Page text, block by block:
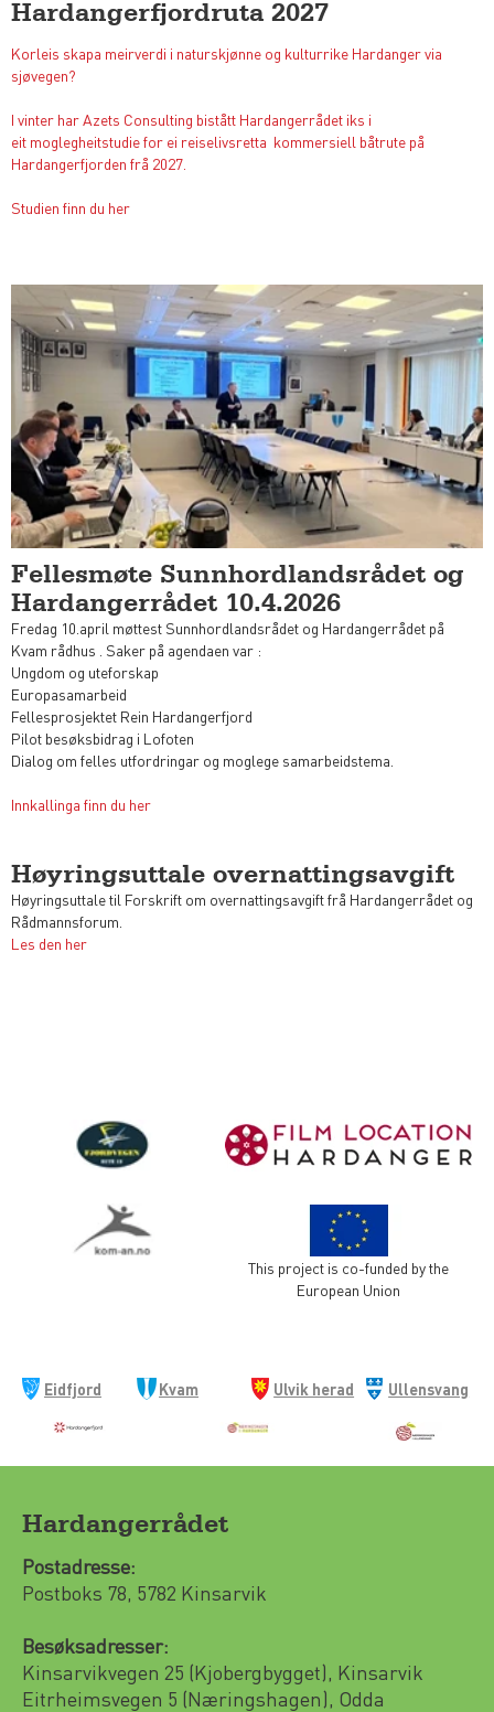
Hardangerfjordruta 2027
Korleis skapa meirverdi i naturskjønne og kulturrike Hardanger via
sjøvegen?
I vinter har Azets Consulting bistått Hardangerrådet iks i
eit moglegheitstudie for ei reiselivsretta kommersiell båtrute på
Hardangerfjorden frå 2027.
Studien finn du her
Fellesmøte Sunnhordlandsrådet og
Hardangerrådet 10.4.2026
Fredag 10.april møttest Sunnhordlandsrådet og Hardangerrådet på
Kvam rådhus . Saker på agendaen var :
Ungdom og uteforskap
Europasamarbeid
Fellesprosjektet Rein Hardangerfjord
Pilot besøksbidrag i Lofoten
Dialog om felles utfordringar og moglege samarbeidstema.
Innkallinga finn du her
Høyringsuttale overnattingsavgift
Høyringsuttale til Forskrift om overnattingsavgift frå Hardangerrådet og
Rådmannsforum.
Les den her
This project is co-funded by the
European Union
Eidfjord
Kvam
Ulvik herad
Ullensvang
Hardangerrådet
Postadresse:
Postboks 78, 5782 Kinsarvik
Besøksadresser:
Kinsarvikvegen 25 (Kjobergbygget), Kinsarvik
Eitrheimsvegen 5 (Næringshagen), Odda